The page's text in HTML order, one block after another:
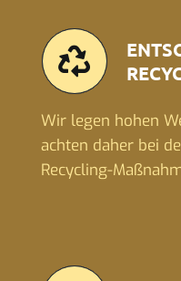
Wir legen hohen
achten daher bei
Recycling-